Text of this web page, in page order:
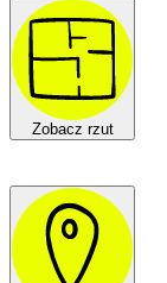
Zobacz rzut